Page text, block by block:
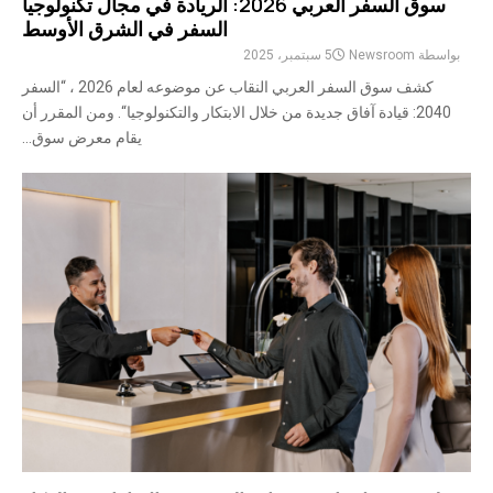
السفر في الشرق الأوسط
بواسطة Newsroom 5 سبتمبر، 2025
كشف سوق السفر العربي النقاب عن موضوعه لعام 2026 ، “السفر
2040: قيادة آفاق جديدة من خلال الابتكار والتكنولوجيا“. ومن المقرر أن
يقام معرض سوق...